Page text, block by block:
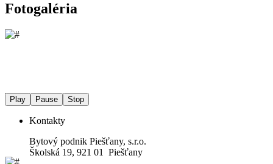
Fotogaléria
Play Pause Stop
Kontakty
Bytový podnik Piešťany, s.r.o.
Školská 19, 921 01 Piešťany